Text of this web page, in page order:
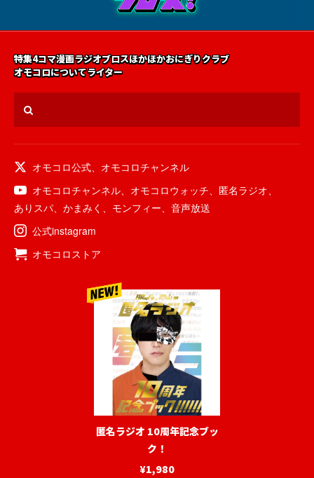
特集4コマ漫画ラジオブロスほかほかおにぎりクラブ
オモコロについてライター
オモコロ公式
オモコロチャンネル
オモコロチャンネル
オモコロウォッチ 匿名ラジオ
ありスパ
かまみく モンフィー
音声放送
公式instagram
オモコロストア
匿名ラジオ 10周年記念ブッ
ク！
¥1,980